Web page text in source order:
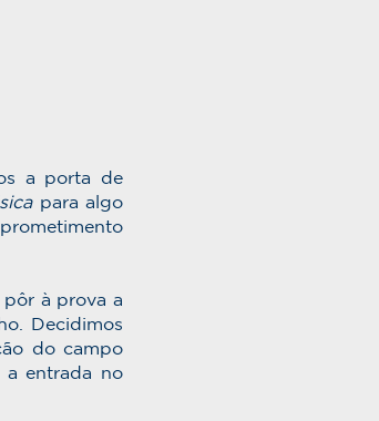
a porta de
para algo
pôr à prova a
Decidimos
do campo
a entrada no